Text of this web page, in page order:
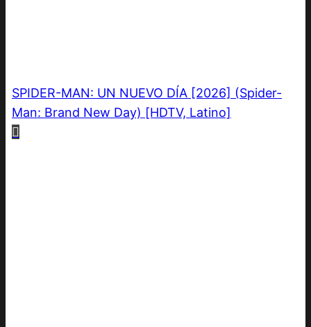
SPIDER-MAN: UN NUEVO DÍA [2026] (Spider-
Man: Brand New Day) [HDTV, Latino]